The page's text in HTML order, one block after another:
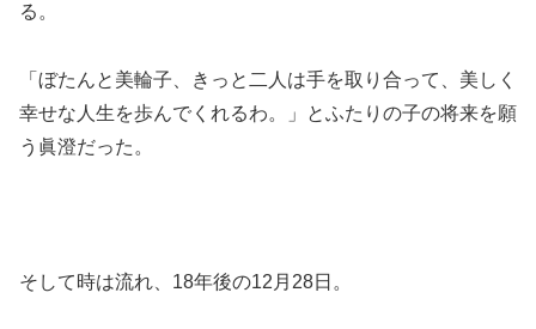
る。
「ぼたんと美輪子、きっと二人は手を取り合って、美しく
幸せな人生を歩んでくれるわ。」とふたりの子の将来を願
う眞澄だった。
そして時は流れ、 18年後の12月28日。